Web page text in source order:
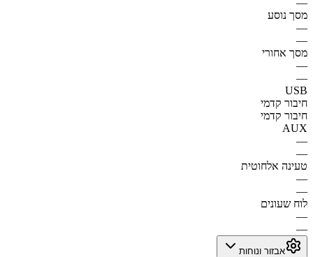
מסך נוסע
—
—
מסך אחורי
—
—
USB
חיבור קדמי
חיבור קדמי
AUX
—
—
טעינה אלחוטית
—
—
לוח שעונים
—
—
אבזור ונוחות